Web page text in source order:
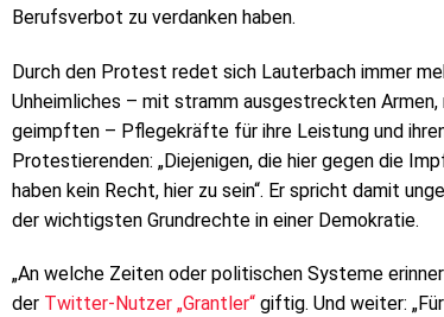
Berufsverbot zu verdanken haben.
Durch den Protest redet sich Lauterbach immer
Unheimliches – mit stramm ausgestreckten
geimpften – Pflegekräfte für ihre Leistung und
Protestierenden: „Diejenigen, die hier gegen die
haben kein Recht, hier zu sein“. Er spricht damit
der wichtigsten Grundrechte in einer Demokratie.
„An welche Zeiten oder politischen Systeme
der Twitter-Nutzer „Grantler“ giftig. Und weiter: